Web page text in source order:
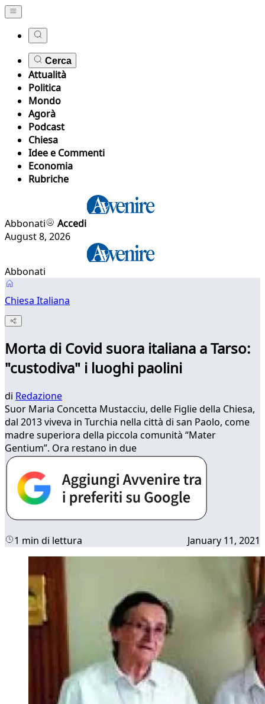
Cerca
Attualità
Politica
Mondo
Agorà
Podcast
Chiesa
Idee e Commenti
Economia
Rubriche
Abbonati
Accedi
August 8, 2026
Abbonati
Chiesa Italiana
Morta di Covid suora italiana a Tarso:
"custodiva" i luoghi paolini
di Redazione
Suor Maria Concetta Mustacciu, delle Figlie della Chiesa,
dal 2013 viveva in Turchia nella città di san Paolo, come
madre superiora della piccola comunità “Mater
Gentium”. Ora restano in due
1 min di lettura January 11, 2021